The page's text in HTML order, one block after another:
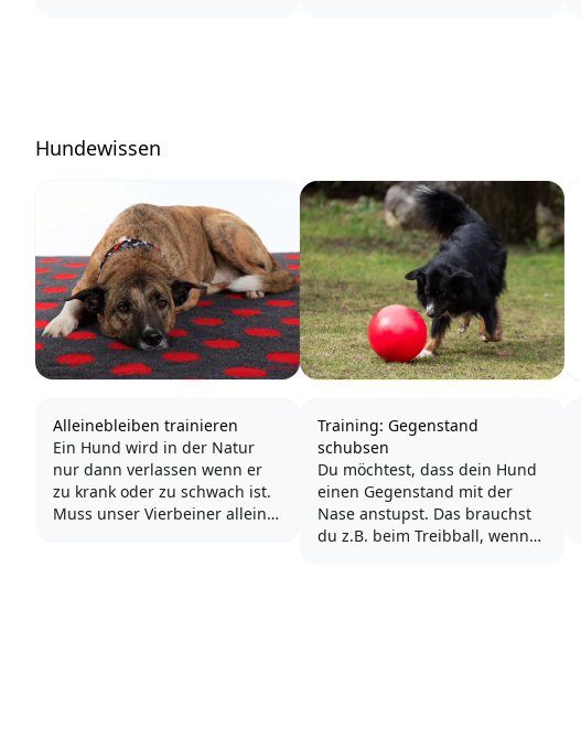
Hundewissen
Alleinebleiben trainieren
Ein Hund wird in der Natur
nur dann verlassen wenn er
zu krank oder zu schwach ist.
Muss unser Vierbeiner alleine
Training: Gegenstand
schubsen
Du möchtest, dass dein Hund
einen Gegenstand mit der
Nase anstupst. Das brauchst
du z.B. beim Treibball, wenn